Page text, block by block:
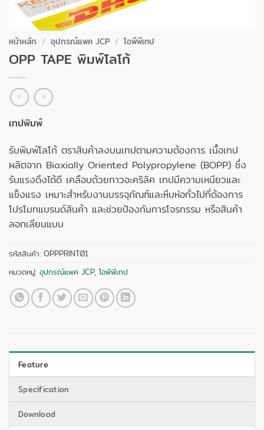
หน้าหลัก / อุปกรณ์แพค JCP / โอพีพีเทป
OPP TAPE พิมพ์โลโก้
เทปพิมพ์
รับพิมพ์โลโก้ ตราสินค้าลงบนเทปตามความต้องการ เนื้อเทป
ผลิตจาก Biaxially Oriented Polypropylene (BOPP) ซึ่ง
รับแรงดึงได้ดี เคลือบด้วยกาวอะคริลิค เทปมีความเหนียวและ
แข็งแรง เหมาะสำหรับงานบรรจุภัณฑ์และหีบห่อทั่วไปที่ต้องการ
โปรโมทแบรนด์สินค้า และช่วยป้องกันการโจรกรรม หรือสินค้า
ลอกเลียนแบบ
รหัสสินค้า: OPPPRINT01
หมวดหมู่: อุปกรณ์แพค JCP, โอพีพีเทป
Feature
Specification
Download